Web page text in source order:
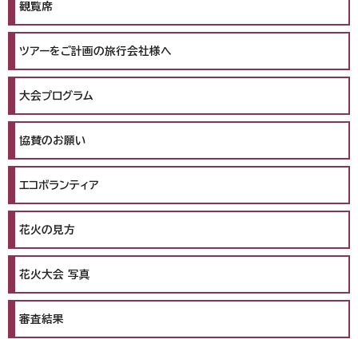
観覧席
ツアーをご計画の旅行会社様へ
大会プログラム
協賛のお願い
エコボランティア
花火の見方
花火大会 写真
審査結果